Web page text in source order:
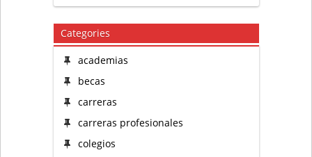
Categories
academias
becas
carreras
carreras profesionales
colegios